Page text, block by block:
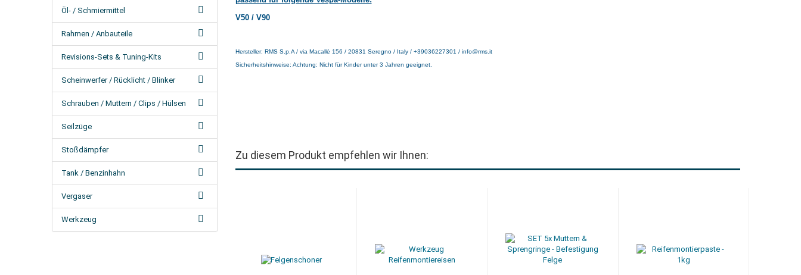
V50 / V90
Hersteller: RMS S.p.A / via Macallè 156 / 20831 Seregno / Italy / +39036227301 / info@rms.it
Sicherheitshinweise: Achtung: Nicht für Kinder unter 3 Jahren geeignet.
Zu diesem Produkt empfehlen wir Ihnen:
Öl- / Schmiermittel
Rahmen / Anbauteile
Revisions-Sets & Tuning-Kits
Scheinwerfer / Rücklicht / Blinker
Schrauben / Muttern / Clips / Hülsen
Seilzüge
Stoßdämpfer
Tank / Benzinhahn
Vergaser
Werkzeug